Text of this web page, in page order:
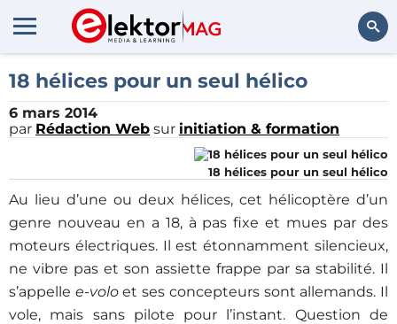
18 hélices pour un seul hélico
6 mars 2014
par Rédaction Web sur initiation & formation
18 hélices pour un seul hélico
Au lieu d’une ou deux hélices, cet hélicoptère d’un
genre nouveau en a 18, à pas fixe et mues par des
moteurs électriques. Il est étonnamment silencieux,
ne vibre pas et son assiette frappe par sa stabilité. Il
s’appelle e-voloet ses concepteurs sont allemands. Il
vole, mais sans pilote pour l’instant. Question de